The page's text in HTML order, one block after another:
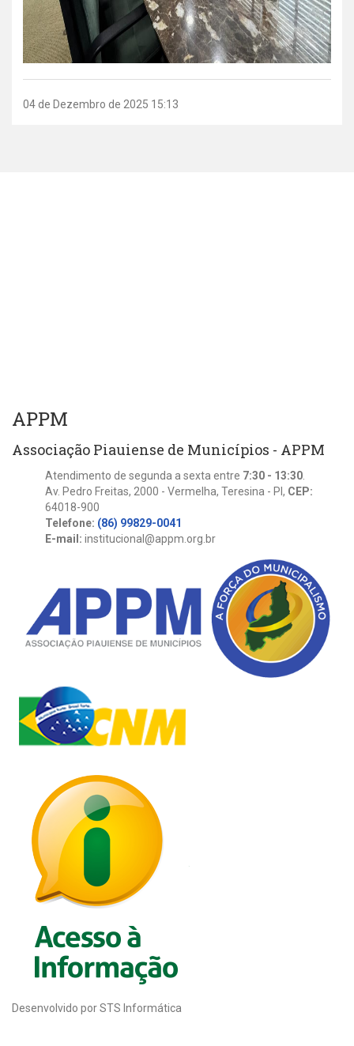
04 de Dezembro de 2025 15:13
APPM
Associação Piauiense de Municípios - APPM
Atendimento de segunda a sexta entre 7:30 - 13:30.
Av. Pedro Freitas, 2000 - Vermelha, Teresina - PI, CEP:
64018-900
Telefone: (86) 99829-0041
E-mail: institucional@appm.org.br
Desenvolvido por STS Informática